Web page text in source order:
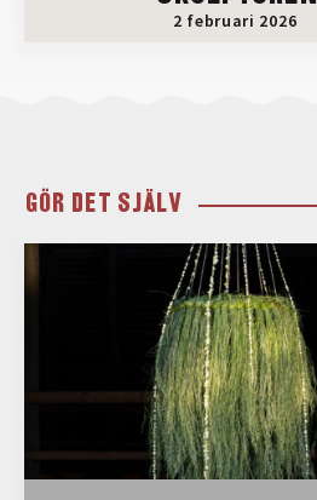
2 februari 2026
GÖR DET SJÄLV